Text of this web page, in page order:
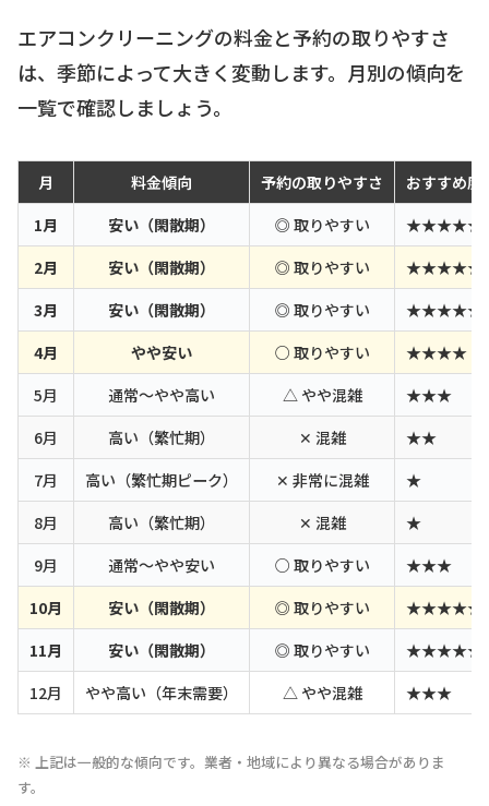
エアコンクリーニングの料金と予約の取りやすさ
は、季節によって大きく変動します。月別の傾向を
一覧で確認しましょう。
月 料金傾向 予約の取りやすさ
おすすめ度
1月
安い（閑散期） ◎ 取りやすい
★★★★★
2月
安い（閑散期） ◎ 取りやすい
★★★★★
3月
安い（閑散期） ◎ 取りやすい
★★★★★
4月
やや安い ○ 取りやすい
★★★★
5月
通常〜やや高い △ やや混雑
★★★
6月
高い（繁忙期） ✕ 混雑
★★
7月
高い（繁忙期ピーク） ✕ 非常に混雑
★
8月
高い（繁忙期） ✕ 混雑
★
9月
通常〜やや安い ○ 取りやすい
★★★
10月
安い（閑散期） ◎ 取りやすい
★★★★★
11月
安い（閑散期） ◎ 取りやすい
★★★★★
12月
やや高い（年末需要） △ やや混雑 ★★★
※ 上記は一般的な傾向です。業者・地域により異なる場合がありま
す。